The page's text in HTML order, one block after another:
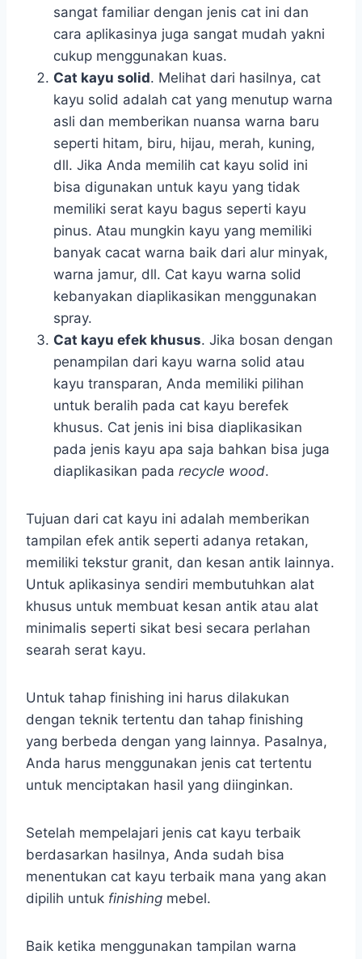
sangat familiar dengan jenis cat ini dan
cara aplikasinya juga sangat mudah yakni
cukup menggunakan kuas.
Cat kayu solid. Melihat dari hasilnya, cat
kayu solid adalah cat yang menutup warna
asli dan memberikan nuansa warna baru
seperti hitam, biru, hijau, merah, kuning,
dll. Jika Anda memilih cat kayu solid ini
bisa digunakan untuk kayu yang tidak
memiliki serat kayu bagus seperti kayu
pinus. Atau mungkin kayu yang memiliki
banyak cacat warna baik dari alur minyak,
warna jamur, dll. Cat kayu warna solid
kebanyakan diaplikasikan menggunakan
spray.
Cat kayu efek khusus. Jika bosan dengan
penampilan dari kayu warna solid atau
kayu transparan, Anda memiliki pilihan
untuk beralih pada cat kayu berefek
khusus. Cat jenis ini bisa diaplikasikan
pada jenis kayu apa saja bahkan bisa juga
diaplikasikan pada recycle wood.
Tujuan dari cat kayu ini adalah memberikan
tampilan efek antik seperti adanya retakan,
memiliki tekstur granit, dan kesan antik lainnya.
Untuk aplikasinya sendiri membutuhkan alat
khusus untuk membuat kesan antik atau alat
minimalis seperti sikat besi secara perlahan
searah serat kayu.
Untuk tahap finishing ini harus dilakukan
dengan teknik tertentu dan tahap finishing
yang berbeda dengan yang lainnya. Pasalnya,
Anda harus menggunakan jenis cat tertentu
untuk menciptakan hasil yang diinginkan.
Setelah mempelajari jenis cat kayu terbaik
berdasarkan hasilnya, Anda sudah bisa
menentukan cat kayu terbaik mana yang akan
dipilih untuk finishing mebel.
Baik ketika menggunakan tampilan warna